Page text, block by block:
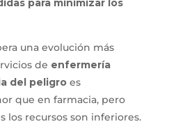
para minimizar los
una evolución más
de enfermería
del peligro es
que en farmacia, pero
los recursos son inferiores.